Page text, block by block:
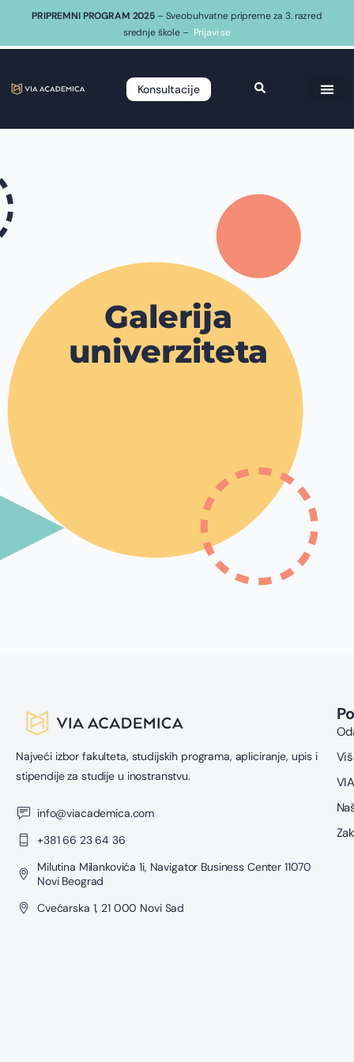
PRIPREMNI PROGRAM 2025 – Sveobuhvatne pripreme za 3. razred
srednje škole – Prijavi se
Konsultacije
Galerija
univerziteta
Najveći izbor fakulteta, studijskih programa, apliciranje, upis i
stipendije za studije u inostranstvu.
info@viacademica.com
+381 66 23 64 36
Milutina Milankovića 1i, Navigator Business Center 11070
Novi Beograd
Cvećarska 1, 21 000 Novi Sad